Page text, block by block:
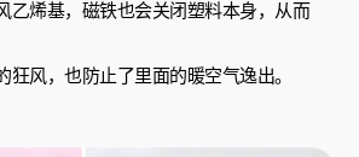
乙烯基，磁铁也会关闭塑料本身，从而
狂风，也防止了里面的暖空气逸出。